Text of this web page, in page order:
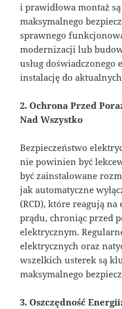
i prawidłowa montaż
maksymalnego
sprawnego
modernizacji lub
usług
instalację do
2. Ochrona Przed
Nad Wszystko
Bezpieczeństwo
nie powinien być
być zainstalowane
jak automatyczne
(RCD), które reagują
prądu, chroniąc przed
elektrycznym.
elektrycznych oraz
wszelkich usterek są
maksymalnego
3. Oszczędność